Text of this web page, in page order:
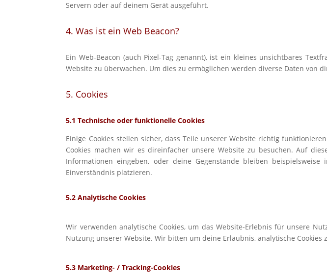
Servern oder auf deinem Gerätausgeführt.
4. Was ist ein Web Beacon?
Ein Web-Beacon (auch Pixel-Tag genannt), ist ein kleines unsichtbares
Website zu überwachen. Um dies zuermöglichen werden diverse Daten von
5. Cookies
5.1 Technische oder funktionelle Cookies
Einige Cookies stellen sicher, dass Teile unserer Website richtig
Cookies machen wir es direinfacher unsere Website zu besuchen. Auf
Informationen eingeben, oder deine Gegenstände bleiben beispielsweise
Einverständnis platzieren.
5.2 Analytische Cookies
Wir verwenden analytische Cookies, um das Website-Erlebnis für unsere
Nutzung unserer Website. Wir bitten umdeine Erlaubnis, analytische Cookies
5.3 Marketing- / Tracking-Cookies